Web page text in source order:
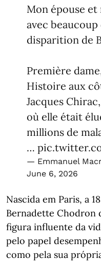
Mon épouse
avec
disparition de
Première
Histoire aux
Jacques
où elle était
millions de
…
— Emmanuel
June 6, 2026
Nascida em Paris, a
Bernadette Chodron
figura influente da
pelo papel
como pela sua